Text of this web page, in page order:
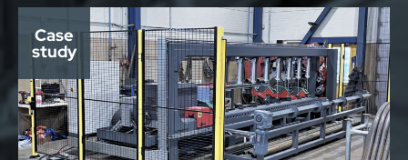
Case
study